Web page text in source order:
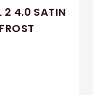
4.0 SATIN